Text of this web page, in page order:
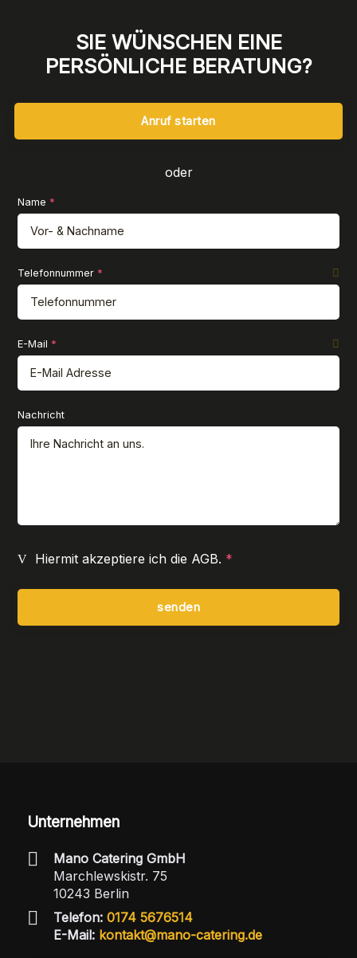
SIE WÜNSCHEN EINE
PERSÖNLICHE BERATUNG?
Anruf starten
oder
Formular überspringen
Name *
Telefonnummer*
E-Mail *
Nachricht
Hiermit akzeptiere ich die AGB. *
senden
Unternehmen
Mano Catering GmbH
Marchlewskistr. 75
10243 Berlin
Telefon: 0174 5676514
E-Mail: kontakt@mano-catering.de